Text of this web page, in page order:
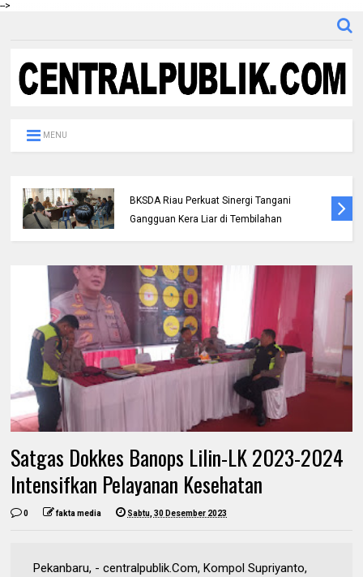
-->
MENU
Desak Polda Riau Beri Perlindungan
terhadap Advokat
Satgas Dokkes Banops Lilin-LK 2023-2024
Intensifkan Pelayanan Kesehatan
0 fakta media Sabtu, 30 Desember 2023
Pekanbaru, - centralpublik.Com, Kompol Supriyanto,